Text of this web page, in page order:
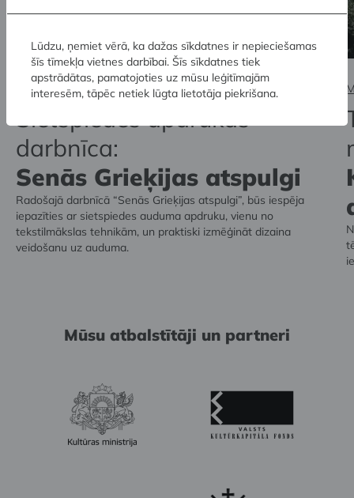
Muzeju krātuve un SKULPTŪRU MEŽS
Sietspiedes apdrukas
darbnīca:
Senās Grieķijas atspulgi
Radošajā darbnīcā “Senās Grieķijas atspulgi”, būs iespēja
iepazīties ar sietspiedes auduma apdruku, vienu no
tekstilmākslas tehnikām, un praktiski izmēģināt dizaina
veidošanu uz auduma.
Mūsu atbalstītāji un partneri
Lūdzu, ņemiet vērā, ka dažas sīkdatnes ir nepieciešamas
šīs tīmekļa vietnes darbībai. Šīs sīkdatnes tiek
apstrādātas, pamatojoties uz mūsu leģitīmajām
interesēm, tāpēc netiek lūgta lietotāja piekrišana.